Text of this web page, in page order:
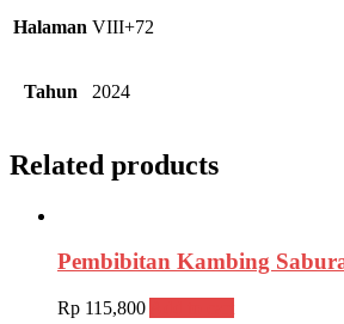
Halaman VIII+72
Tahun 2024
Related products
Pembibitan Kambing
Rp 115,800